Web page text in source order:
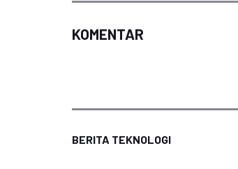
KOMENTAR
BERITA TEKNOLOGI